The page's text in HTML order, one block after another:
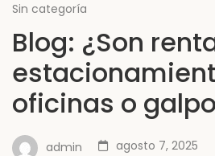
Sin categoría
Blog: ¿Son
oficinas o
admin agosto 7, 2025